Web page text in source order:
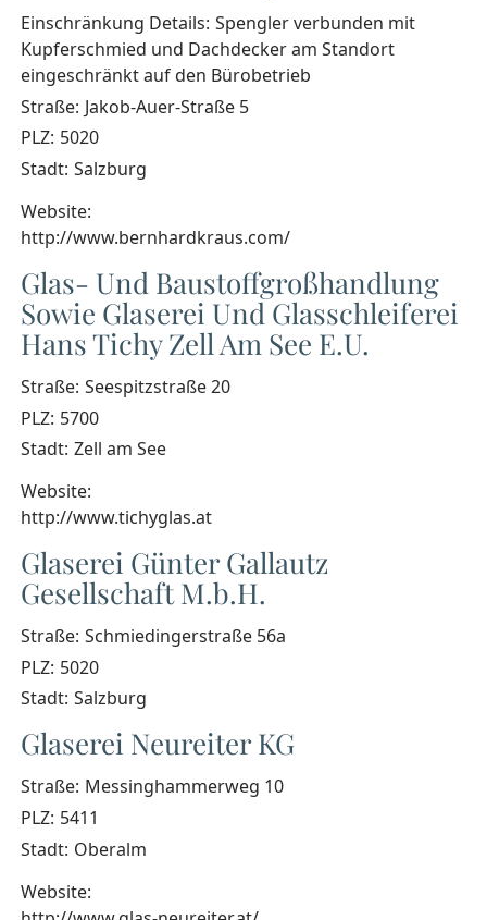
Einschränkung Details: Spengler verbunden mit
Kupferschmied und Dachdecker am Standort
eingeschränkt auf den Bürobetrieb
Straße: Jakob-Auer-Straße 5
PLZ: 5020
Stadt: Salzburg
Website:
http://www.bernhardkraus.com/
Glas- Und Baustoffgroßhandlung
Sowie Glaserei Und Glasschleiferei
Hans Tichy Zell Am See E.U.
Straße: Seespitzstraße 20
PLZ: 5700
Stadt: Zell am See
Website:
http://www.tichyglas.at
Glaserei Günter Gallautz
Gesellschaft M.b.H.
Straße: Schmiedingerstraße 56a
PLZ: 5020
Stadt: Salzburg
Glaserei Neureiter KG
Straße: Messinghammerweg 10
PLZ: 5411
Stadt: Oberalm
Website: